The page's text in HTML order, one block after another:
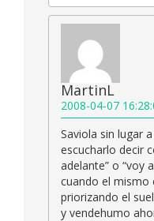
MartinL
2008-04-07
Saviola sin lugar
escucharlo decir
adelante” o “voy
cuando el mismo
priorizando el
y vendehumo